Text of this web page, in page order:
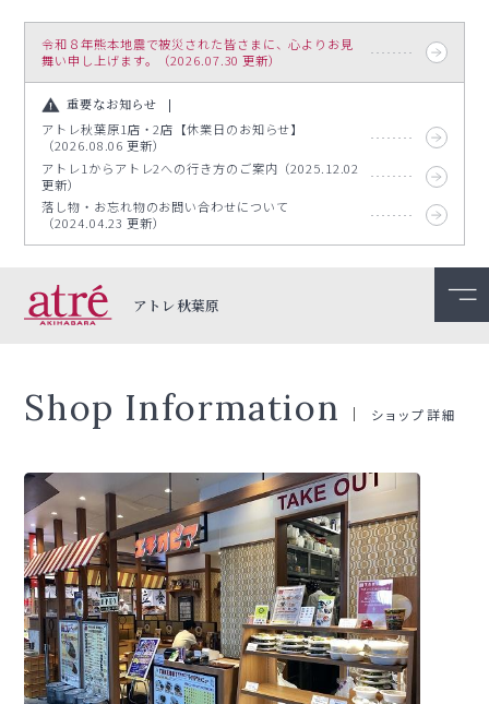
令和８年熊本地震で被災された皆さまに、心よりお見
舞い申し上げます。（2026.07.30 更新）
重要なお知らせ
アトレ秋葉原1店・2店【休業日のお知らせ】
（2026.08.06 更新）
アトレ1からアトレ2への行き方のご案内（2025.12.02
更新）
落し物・お忘れ物のお問い合わせについて
（2024.04.23 更新）
アトレ秋葉原
Shop Information ショップ詳細